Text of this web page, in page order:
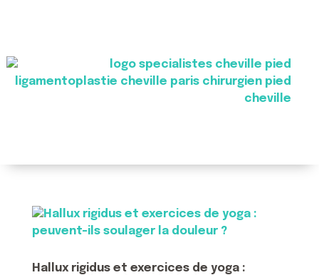
Hallux rigidus et exercices de yoga :